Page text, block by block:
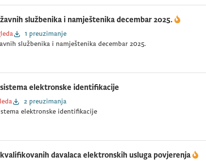
službenika i namještenika decembar 2025.
1 preuzimanje
službenika i namještenika decembar 2025.
elektronske identifikacije
2 preuzimanja
elektronske identifikacije
davalaca elektronskih usluga povjerenja